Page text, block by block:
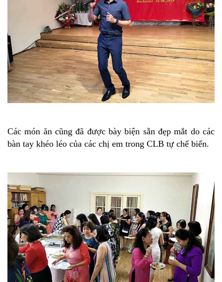
Các món ăn cũng đã được bày biện sẵn đẹp mắt do các
bàn tay khéo léo của các chị em trong CLB tự chế biến.